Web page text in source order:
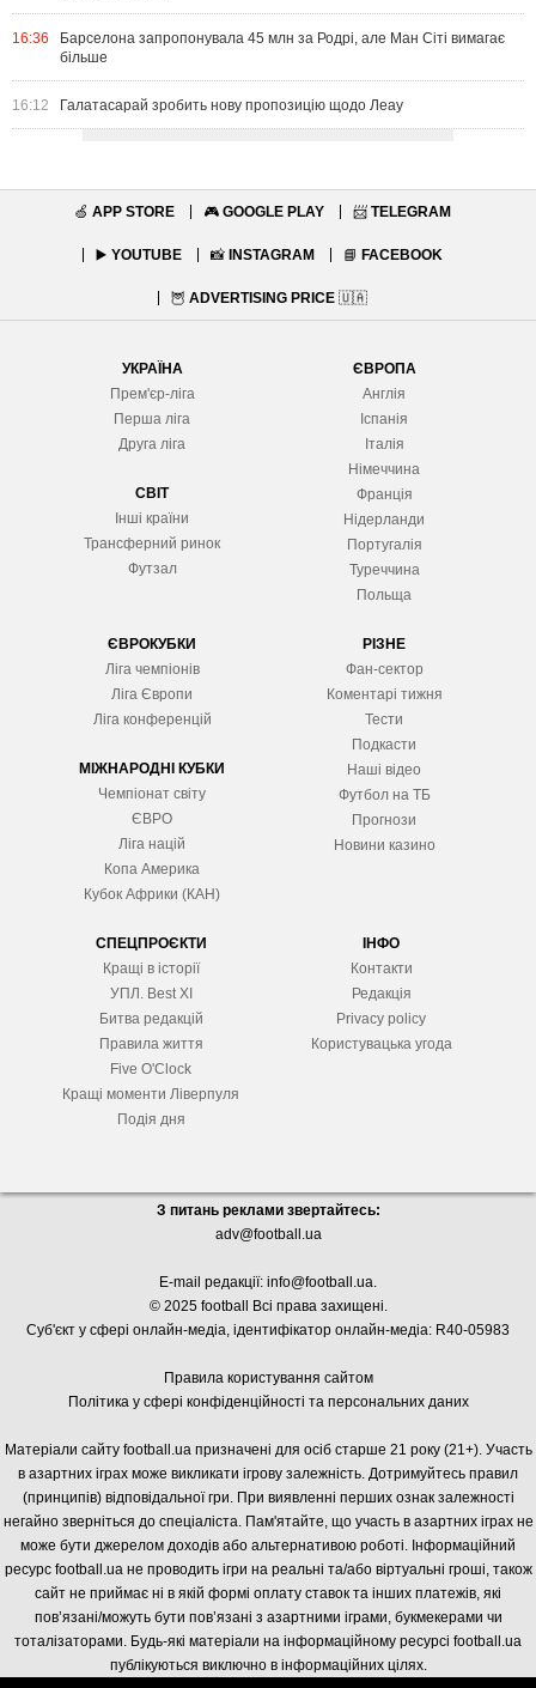
16:36
Барселона запропонувала 45 млн за Родрі, але Ман Сіті вимагає
більше
16:12 Галатасарай зробить нову пропозицію щодо Леау
🍏 APP STORE 🎮 GOOGLE PLAY 📨 TELEGRAM
▶️ YOUTUBE 📸 INSTAGRAM 📘 FACEBOOK
🦉 ADVERTISING PRICE 🇺🇦
УКРАЇНА
Прем'єр-ліга
Перша ліга
Друга ліга
СВІТ
Інші країни
Трансферний ринок
Футзал
ЄВРОПА
Англія
Іспанія
Італія
Німеччина
Франція
Нідерланди
Португалія
Туреччина
Польща
ЄВРОКУБКИ
Ліга чемпіонів
Ліга Європи
Ліга конференцій
МІЖНАРОДНІ КУБКИ
Чемпіонат світу
ЄВРО
Ліга націй
Копа Америка
Кубок Африки (КАН)
РІЗНЕ
Фан-сектор
Коментарі тижня
Тести
Подкасти
Наші відео
Футбол на ТБ
Прогнози
Новини казино
СПЕЦПРОЄКТИ
Кращі в історії
УПЛ. Best XІ
Битва редакцій
Правила життя
Five O'Clock
Кращі моменти Ліверпуля
Подія дня
ІНФО
Контакти
Редакція
Privacy policy
Користувацька угода
З питань реклами звертайтесь:
adv@football.ua
E-mail редакції: info@football.ua.
© 2025 football Всі права захищені.
Суб'єкт у сфері онлайн-медіа, ідентифікатор онлайн-медіа: R40-05983
Правила користування сайтом
Політика у сфері конфіденційності та персональних даних
Матеріали сайту football.ua призначені для осіб старше 21 року (21+). Участь
в азартних іграх може викликати ігрову залежність. Дотримуйтесь правил
(принципів) відповідальної гри. При виявленні перших ознак залежності
негайно зверніться до спеціаліста. Пам'ятайте, що участь в азартних іграх не
може бути джерелом доходів або альтернативою роботі. Інформаційний
ресурс football.ua не проводить ігри на реальні та/або віртуальні гроші, також
сайт не приймає ні в якій формі оплату ставок та інших платежів, які
пов’язані/можуть бути пов’язані з азартними іграми, букмекерами чи
тоталізаторами. Будь-які матеріали на інформаційному ресурсі football.ua
публікуються виключно в інформаційних цілях.